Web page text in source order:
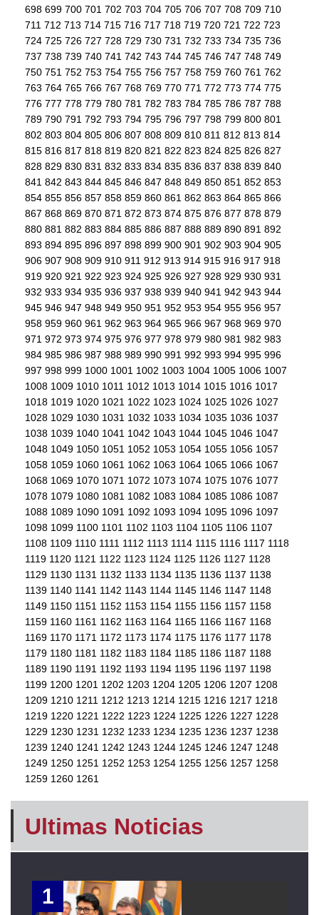
698 699 700 701 702 703 704 705 706 707 708 709 710
711 712 713 714 715 716 717 718 719 720 721 722 723
724 725 726 727 728 729 730 731 732 733 734 735 736
737 738 739 740 741 742 743 744 745 746 747 748 749
750 751 752 753 754 755 756 757 758 759 760 761 762
763 764 765 766 767 768 769 770 771 772 773 774 775
776 777 778 779 780 781 782 783 784 785 786 787 788
789 790 791 792 793 794 795 796 797 798 799 800 801
802 803 804 805 806 807 808 809 810 811 812 813 814
815 816 817 818 819 820 821 822 823 824 825 826 827
828 829 830 831 832 833 834 835 836 837 838 839 840
841 842 843 844 845 846 847 848 849 850 851 852 853
854 855 856 857 858 859 860 861 862 863 864 865 866
867 868 869 870 871 872 873 874 875 876 877 878 879
880 881 882 883 884 885 886 887 888 889 890 891 892
893 894 895 896 897 898 899 900 901 902 903 904 905
906 907 908 909 910 911 912 913 914 915 916 917 918
919 920 921 922 923 924 925 926 927 928 929 930 931
932 933 934 935 936 937 938 939 940 941 942 943 944
945 946 947 948 949 950 951 952 953 954 955 956 957
958 959 960 961 962 963 964 965 966 967 968 969 970
971 972 973 974 975 976 977 978 979 980 981 982 983
984 985 986 987 988 989 990 991 992 993 994 995 996
997 998 999 1000 1001 1002 1003 1004 1005 1006 1007
1008 1009 1010 1011 1012 1013 1014 1015 1016 1017
1018 1019 1020 1021 1022 1023 1024 1025 1026 1027
1028 1029 1030 1031 1032 1033 1034 1035 1036 1037
1038 1039 1040 1041 1042 1043 1044 1045 1046 1047
1048 1049 1050 1051 1052 1053 1054 1055 1056 1057
1058 1059 1060 1061 1062 1063 1064 1065 1066 1067
1068 1069 1070 1071 1072 1073 1074 1075 1076 1077
1078 1079 1080 1081 1082 1083 1084 1085 1086 1087
1088 1089 1090 1091 1092 1093 1094 1095 1096 1097
1098 1099 1100 1101 1102 1103 1104 1105 1106 1107
1108 1109 1110 1111 1112 1113 1114 1115 1116 1117 1118
1119 1120 1121 1122 1123 1124 1125 1126 1127 1128
1129 1130 1131 1132 1133 1134 1135 1136 1137 1138
1139 1140 1141 1142 1143 1144 1145 1146 1147 1148
1149 1150 1151 1152 1153 1154 1155 1156 1157 1158
1159 1160 1161 1162 1163 1164 1165 1166 1167 1168
1169 1170 1171 1172 1173 1174 1175 1176 1177 1178
1179 1180 1181 1182 1183 1184 1185 1186 1187 1188
1189 1190 1191 1192 1193 1194 1195 1196 1197 1198
1199 1200 1201 1202 1203 1204 1205 1206 1207 1208
1209 1210 1211 1212 1213 1214 1215 1216 1217 1218
1219 1220 1221 1222 1223 1224 1225 1226 1227 1228
1229 1230 1231 1232 1233 1234 1235 1236 1237 1238
1239 1240 1241 1242 1243 1244 1245 1246 1247 1248
1249 1250 1251 1252 1253 1254 1255 1256 1257 1258
1259 1260 1261
Ultimas Noticias
1